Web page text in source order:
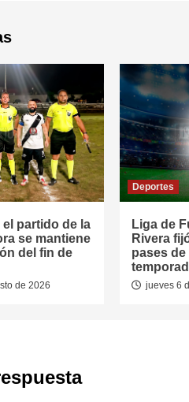
partido de la
se mantiene
del fin de
de 2026
Deportes
Liga de
Rivera
pases
jueves 6